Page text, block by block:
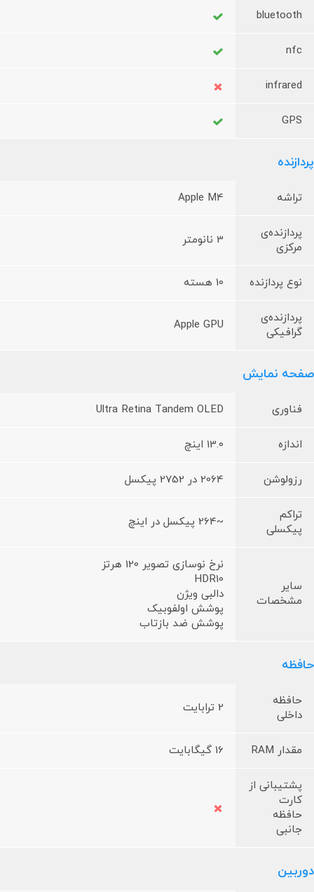
bluetooth
nfc
infrared
GPS
پردازنده
تراشه Apple M4
پردازنده‌ی
مرکزی
3 نانومتر
نوع پردازنده 10 هسته
پردازنده‌ی
گرافیکی
Apple GPU
صفحه نمایش
فناوری Ultra Retina Tandem OLED
اندازه 13.0 اینچ
رزولوشن 2064 در 2752 پیکسل
تراکم
پیکسلی
~264 پیکسل در اینچ
سایر
مشخصات
نرخ نوسازی تصویر 120 هرتز
HDR10
دالبی ویژن
پوشش اولفوبیک
پوشش ضد بازتاب
حافظه
حافظه
داخلی
2 ترابایت
مقدار RAM 16 گیگابایت
پشتیبانی از
کارت
حافظه
جانبی
دوربین